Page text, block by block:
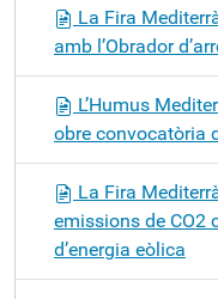
La Fira
amb l’Obrador
L’Humus
obre convocatòria
La Fira
emissions de CO2
d’energia eòlica